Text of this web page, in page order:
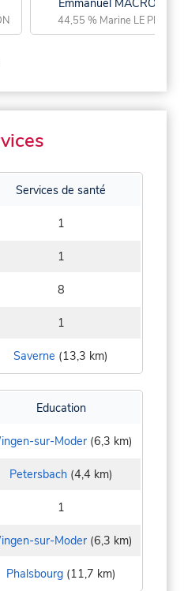
Emmanuel MACRON
44,55 % Marine LE PEN
Services de santé
1
1
8
1
Saverne (13,3 km)
Education
sur-Moder (6,3 km)
Petersbach(4,4 km)
1
sur-Moder (6,3 km)
Phalsbourg(11,7 km)